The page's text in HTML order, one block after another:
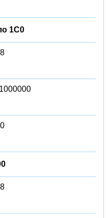
1C0